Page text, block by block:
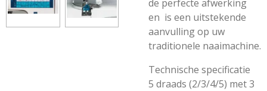
de perfecte afwerking
en is een uitstekende
aanvulling op uw
traditionele naaimachine.
Technische specificatie
5 draads (2/3/4/5) met 3